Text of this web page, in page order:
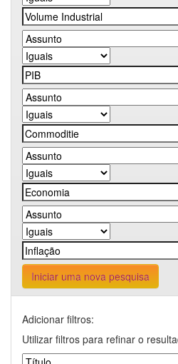
Iniciar uma nova pesquisa
Adicionar filtros:
Utilizar filtros para refinar o